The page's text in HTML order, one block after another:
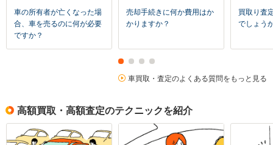
車の所有者が亡くなった場
合、車を売るのに何が必要
ですか？
売却手続きに何か費用はか
かりますか？
買取り査
でしょう
車買取・査定のよくある質問をもっと見る
高額買取・高額査定のテクニックを紹介